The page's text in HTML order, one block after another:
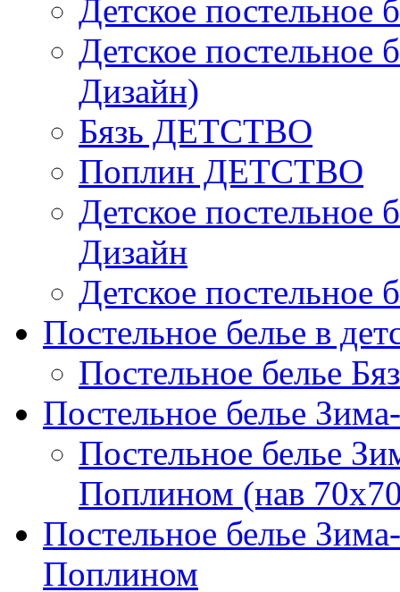
Детское постельное
Детское
Дизайн)
Бязь ДЕТСТВО
Поплин ДЕТСТВО
Детское постельное
Дизайн
Детское постельное
Постельное белье в
Постельное белье
Постельное белье
Постельное белье
Поплином (нав
Постельное белье
Поплином